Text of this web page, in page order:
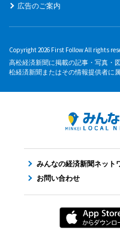
広告のご案内
Copyright 2026 First Follow All rights
高松経済新聞に掲載の記事・写真・
松経済新聞またはその情報提供者に属
みんなの経済新聞ネット
お問い合わせ